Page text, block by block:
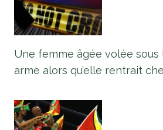
Une femme âgée volée sous
arme alors qu’elle rentrait